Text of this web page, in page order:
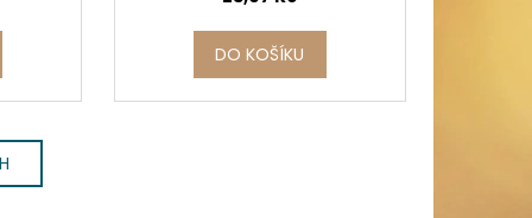
DO KOŠÍKU